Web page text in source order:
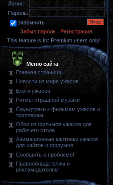
Логин:
Пароль:
запомнить
Забыл пароль | Регистрация
This feature is for Premium users only!
Меню сайта
Главная страница
Новости из мира ужасов
Блоги ужасов
Ритмы страшной музыки
Саундтреки к фильмам ужасов и
триллерам
Обои из фильмов ужасов для
рабочего стола
Анимационные картинки ужасов
для сайтов и форумов
Сообщить о проблеме!
Правообладателям и
рекламодателям